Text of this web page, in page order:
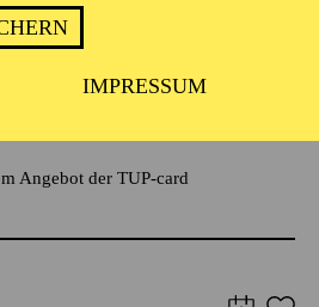
IMPRESSUM
mit der Stadt
Angebot der TUP-card